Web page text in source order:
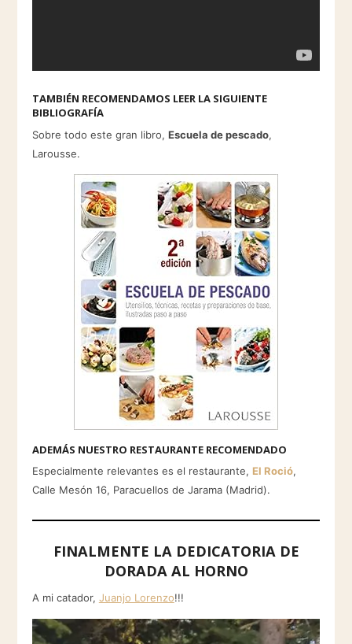
TAMBIÉN RECOMENDAMOS LEER LA SIGUIENTE
BIBLIOGRAFÍA
Sobre todo este gran libro, Escuela de pescado,
Larousse.
ADEMÁS NUESTRO RESTAURANTE RECOMENDADO
Especialmente relevantes es el restaurante, El Roció,
Calle Mesón 16, Paracuellos de Jarama (Madrid).
FINALMENTE LA DEDICATORIA DE
DORADA AL HORNO
A mi catador, Juanjo Lorenzo!!!